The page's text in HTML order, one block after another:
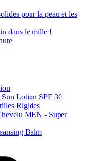
pour la peau et les
dans le mille !
Lotion SPF 30
Rigides
MEN - Super
Balm